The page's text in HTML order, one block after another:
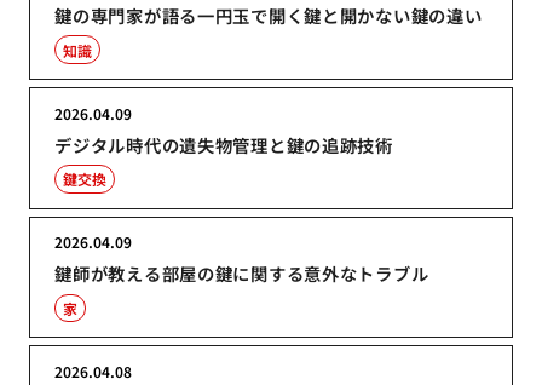
鍵の専門家が語る一円玉で開く鍵と開かない鍵の違い
知識
デジタル時代の遺失物管理と鍵の追跡技術
2026.04.09
鍵交換
鍵師が教える部屋の鍵に関する意外なトラブル
2026.04.09
家
2026.04.08